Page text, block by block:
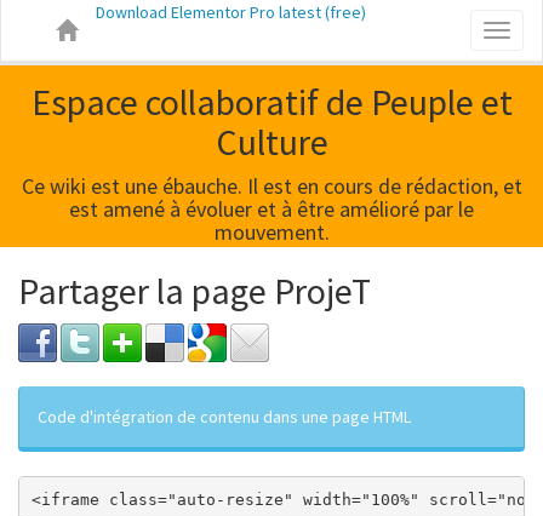
Download Elementor Pro latest (free)
Espace collaboratif de Peuple et
Culture
Ce wiki est une ébauche. Il est en cours de rédaction, et
est amené à évoluer et à être amélioré par le
mouvement.
Partager la page ProjeT
Code d'intégration de contenu dans une page HTML